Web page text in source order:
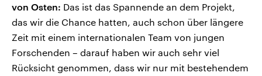
von Osten: Das ist das Spannende an dem Projekt,
das wir die Chance hatten, auch schon über längere
Zeit mit einem internationalen Team von jungen
Forschenden – darauf haben wir auch sehr viel
Rücksicht genommen, dass wir nur mit bestehendem